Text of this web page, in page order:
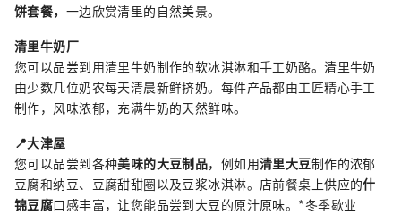
饼套餐， 一边欣赏清里的自然美景。
清里牛奶厂
您可以品尝到用清里牛奶制作的软冰淇淋和手工奶酪。清里牛奶
由少数几位奶农每天清晨新鲜挤奶。每件产品都由工匠精心手工
制作，风味浓郁，充满牛奶的天然鲜味。
📍大津屋
您可以品尝到各种美味的大豆制品，例如用清里大豆制作的浓郁
豆腐和纳豆、豆腐甜甜圈以及豆浆冰淇淋。店前餐桌上供应的什
锦豆腐口感丰富，让您能品尝到大豆的原汁原味。*冬季歇业